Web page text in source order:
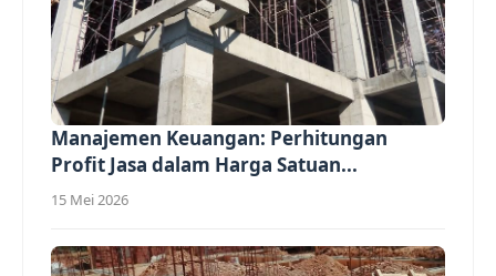
Manajemen Keuangan: Perhitungan
Profit Jasa dalam Harga Satuan...
15 Mei 2026